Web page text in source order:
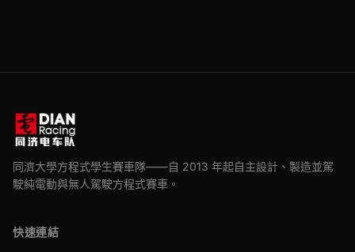
同濟大學方程式學生賽車隊——自 2013 年起自主設計、製造並駕
駛純電動與無人駕駛方程式賽車。
快速連結